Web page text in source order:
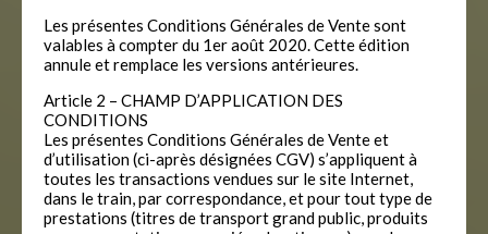
Les présentes Conditions Générales de Vente sont
valables à compter du 1er août 2020. Cette édition
annule et remplace les versions antérieures.
Article 2 – CHAMP D’APPLICATION DES
CONDITIONS
Les présentes Conditions Générales de Vente et
d’utilisation (ci-après désignées CGV) s’appliquent à
toutes les transactions vendues sur le site Internet,
dans le train, par correspondance, et pour tout type de
prestations (titres de transport grand public, produits